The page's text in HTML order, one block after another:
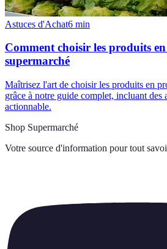
Astuces d'Achat6 min
Comment choisir les produits
supermarché
Maîtrisez l'art de choisir les produits en
grâce à notre guide complet, incluant des
actionnable.
Shop Supermarché
Votre source d'information pour tout